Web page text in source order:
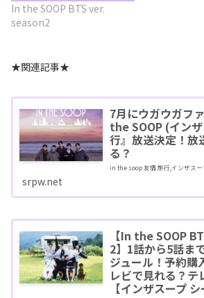
In the SOOP BTS ver.
season2
★関連記事★
7月にウガウガフ
the SOOP (イン
行』放送決定！放
る？
in the soop 友情 旅行,インザスー
srpw.net
【In the SOOP
2】1話から5話ま
ジュール！予約購
レビで見れる？テ
【インザスープ シ